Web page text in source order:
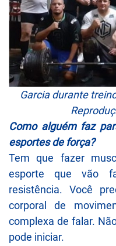
Garcia durante
Como alguém faz
esportes de força?
Tem que fazer
esporte que vão
resistência. Você
corporal de
complexa de falar.
pode iniciar.